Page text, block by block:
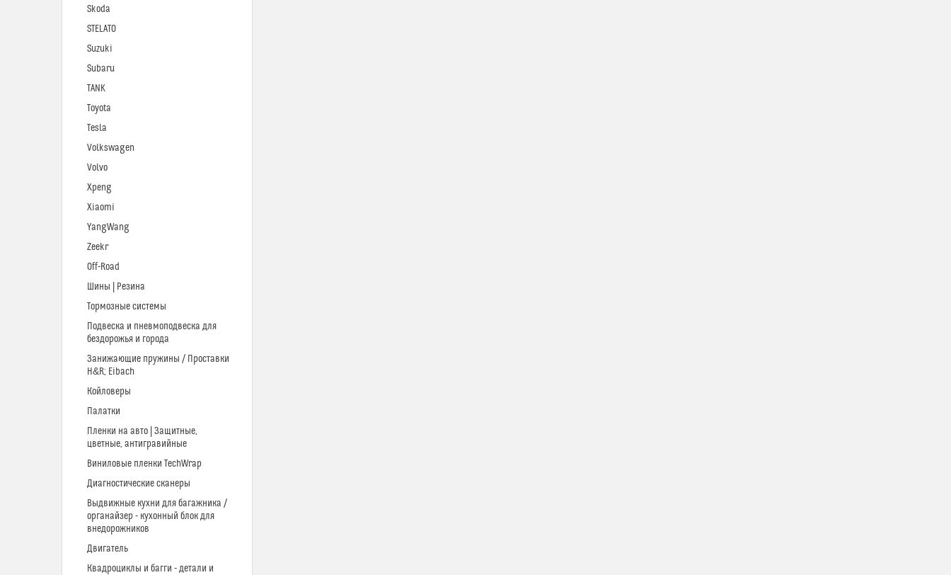
Skoda
STELATO
Suzuki
Subaru
TANK
Toyota
Tesla
Volkswagen
Volvo
Xpeng
Xiaomi
YangWang
Zeekr
Off-Road
Шины | Резина
Тормозные системы
Подвеска и пневмоподвеска для
бездорожья и города
Занижающие пружины / Проставки
H&R; Eibach
Койловеры
Палатки
Пленки на авто | Защитные,
цветные, антигравийные
Виниловые пленки TechWrap
Диагностические сканеры
Выдвижные кухни для багажника /
органайзер - кухонный блок для
внедорожников
Двигатель
Квадроциклы и багги - детали и